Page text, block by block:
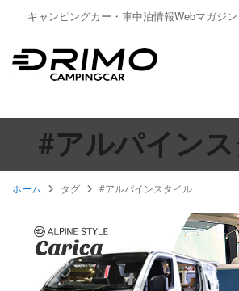
キャンピングカー・車中泊情報Webマガジン
#アルパイン
ホーム タグ #アルパインスタイル